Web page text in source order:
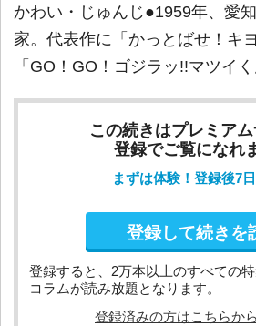
かわい・じゅんじ●1959年、愛
家。代表作に「かっとばせ！キ
「GO！GO！ゴジラッ!!マツイく
この続きはプレミア
登録でご覧になれ
まずは体験！登録後7
登録して続きを
登録すると、2万本以上のすべての
コラムが読み放題となります。
登録済みの方はこちらか